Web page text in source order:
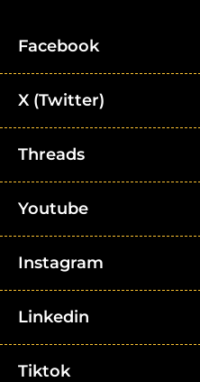
Facebook
X (Twitter)
Threads
Youtube
Instagram
Linkedin
Tiktok